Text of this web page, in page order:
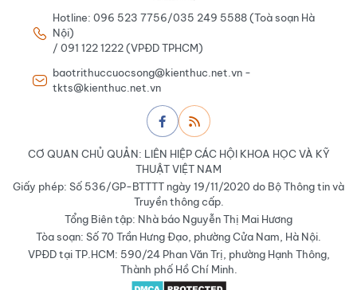
Hotline: 096 523 7756/035 249 5588 (Toà soạn Hà
Nội)
/ 091 122 1222 (VPĐD TPHCM)
baotrithuccuocsong@kienthuc.net.vn -
tkts@kienthuc.net.vn
CƠ QUAN CHỦ QUẢN: LIÊN HIỆP CÁC HỘI KHOA HỌC VÀ KỸ
THUẬT VIỆT NAM
Giấy phép: Số 536/GP-BTTTT ngày 19/11/2020 do Bộ Thông tin và
Truyền thông cấp.
Tổng Biên tập: Nhà báo Nguyễn Thị Mai Hương
Tòa soạn: Số 70 Trần Hưng Đạo, phường Cửa Nam, Hà Nội.
VPĐD tại TP.HCM: 590/24 Phan Văn Trị, phường Hạnh Thông,
Thành phố Hồ Chí Minh.